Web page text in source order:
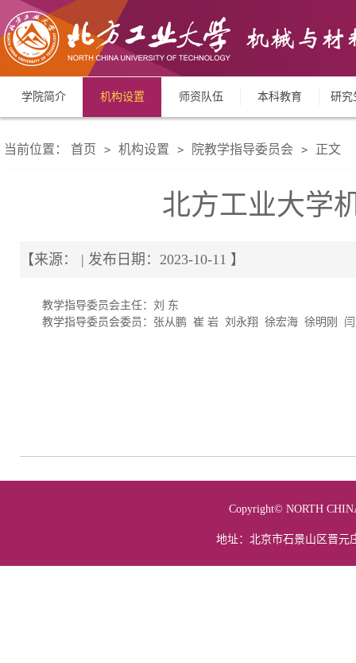
学院简介 机构设置 师资队伍 本科教育 研究
当前位置： 首页 > 机构设置 > 院教学指导委员会 > 正文
北方工业大学
【来源： | 发布日期：2023-10-11 】
教学指导委员会主任：刘 东
教学指导委员会委员：张从鹏 崔 岩 刘永翔 徐宏海 徐明刚
Copyright© NORTH
地址：北京市石景山区晋元